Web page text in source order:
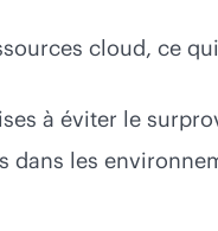
cloud, ce
à éviter le
les